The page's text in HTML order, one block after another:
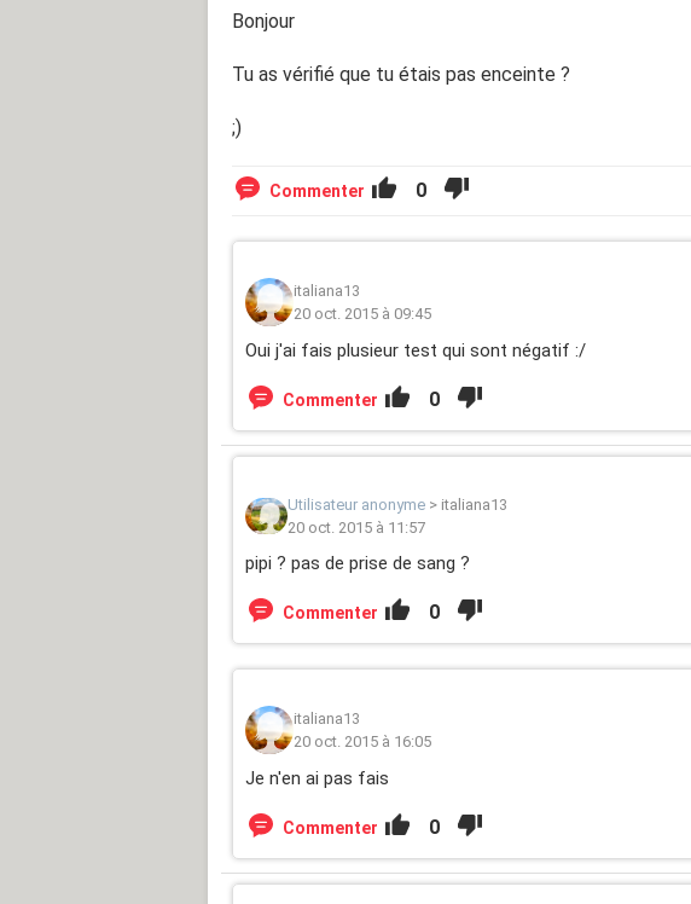
Bonjour
Tu as vérifié que tu étais pas enceinte ?
;)
Commenter 0
italiana13
20 oct. 2015 à 09:45
Oui j'ai fais plusieur test qui sont négatif :/
Commenter 0
Utilisateur anonyme > italiana13
20 oct. 2015 à 11:57
pipi ? pas de prise de sang ?
Commenter 0
italiana13
20 oct. 2015 à 16:05
Je n'en ai pas fais
Commenter 0